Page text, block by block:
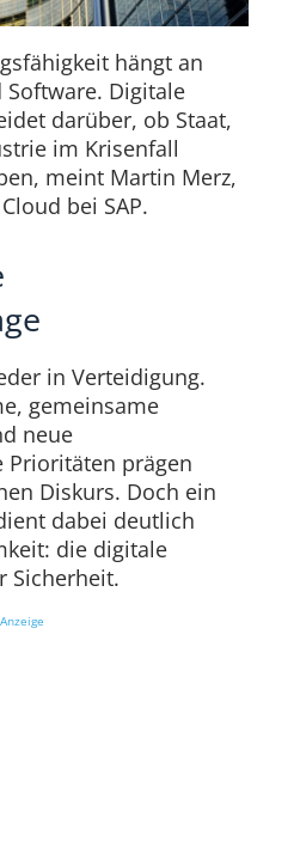
hängt an
Software. Digitale
darüber, ob Staat,
im Krisenfall
meint Martin Merz,
bei SAP.
in Verteidigung.
gemeinsame
neue
prägen
Diskurs. Doch ein
dabei deutlich
die digitale
Sicherheit.
Anzeige